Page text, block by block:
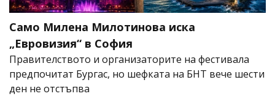
Само Милена Милотинова иска
„Евровизия“ в София
Правителството и организаторите на фестивала
предпочитат Бургас, но шефката на БНТ вече шести
ден не отстъпва